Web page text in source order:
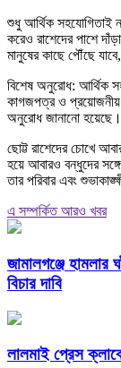
শুধু আর্থিক সহযোগিতাই
করেও রাশেদের পাশে
মানুষের কাছে পৌঁছে
বিশেষ অনুরোধ: আর্থিক
কাগজপত্র ও প্রয়োজনীয়
অনুরোধ জানানো হয়েছে।
ছোট্ট রাশেদের চোখে
হয়ে আবারও বন্ধুদের
তার পরিবার এবং
এ সম্পর্কিত আরও খবর
জামালগঞ্জে হামলার
বিচার দাবি
লালমাই প্রেস